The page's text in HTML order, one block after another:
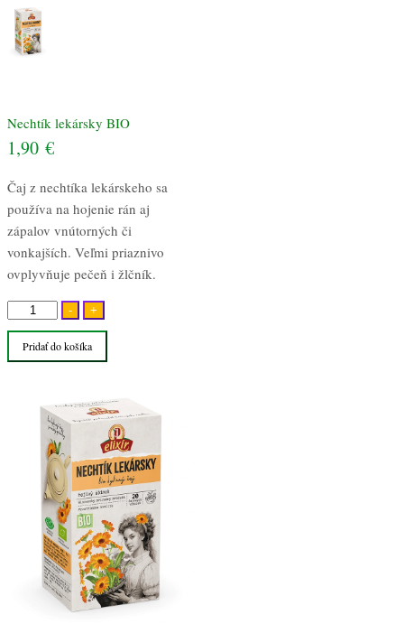
Nechtík lekársky BIO
1,90 €
Čaj z nechtíka lekárskeho sa
používa na hojenie rán aj
zápalov vnútorných či
vonkajších. Veľmi priaznivo
ovplyvňuje pečeň i žlčník.
-
množstvo
Nechtík
lekársky
+
Pridať do košíka